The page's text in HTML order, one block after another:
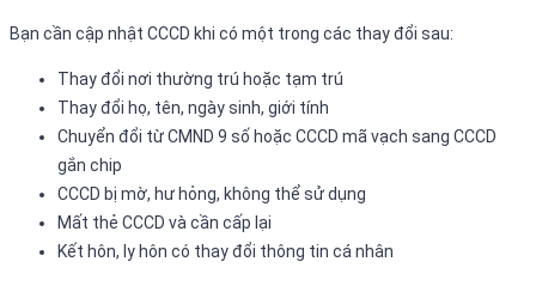
Bạn cần cập nhật CCCD khi có một trong các thay đổi sau:
Thay đổi nơi thường trú hoặc tạm trú
Thay đổi họ, tên, ngày sinh, giới tính
Chuyển đổi từ CMND 9 số hoặc CCCD mã vạch sang CCCD
gắn chip
CCCD bị mờ, hư hỏng, không thể sử dụng
Mất thẻ CCCD và cần cấp lại
Kết hôn, ly hôn có thay đổi thông tin cá nhân